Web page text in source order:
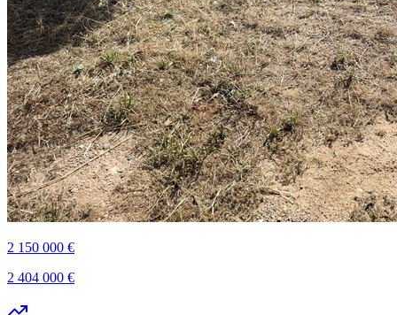
2 150 000 €
2 404 000 €